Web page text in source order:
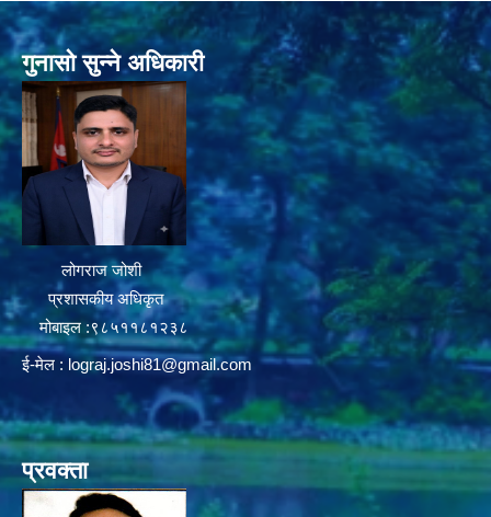
गुनासो सुन्ने अधिकारी
लोगराज जोशी
प्रशासकीय अधिकृत
मोबाइल :९८५११८१२३८
ई-मेल : lograj.joshi81@gmail.com
प्रवक्ता